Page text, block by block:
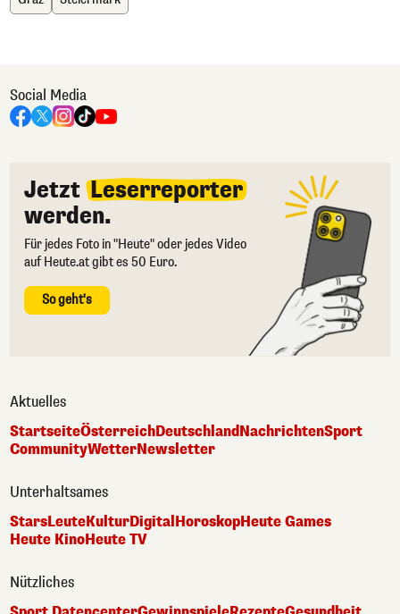
Social Media
Jetzt Leserreporter
werden.
Für jedes Foto in "Heute" oder jedes Video
auf Heute.at gibt es 50 Euro.
So geht's
Aktuelles
StartseiteÖsterreichDeutschlandNachrichtenSport
CommunityWetterNewsletter
Unterhaltsames
StarsLeuteKulturDigital HoroskopHeute Games
Heute KinoHeute TV
Nützliches